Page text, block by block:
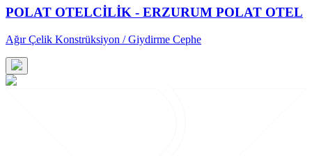
POLAT OTELCİLİK - ERZURUM POLAT OTEL
Ağır Çelik Konstrüksiyon / Giydirme Cephe